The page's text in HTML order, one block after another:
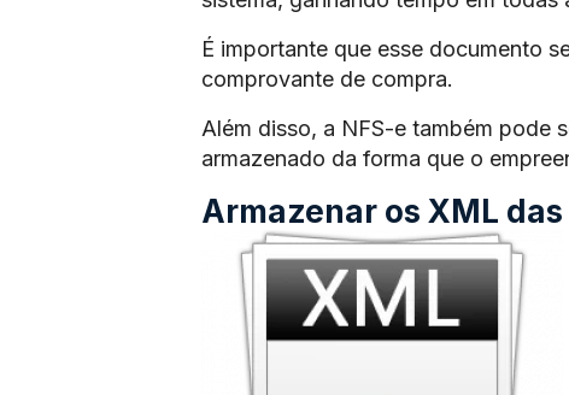
É importante que esse documento
comprovante de compra.
Além disso, a NFS-e também pode
armazenado da forma que o
Armazenar os XML